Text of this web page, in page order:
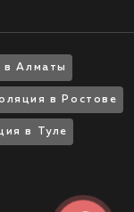
в Алматы
в Ростове
в Туле